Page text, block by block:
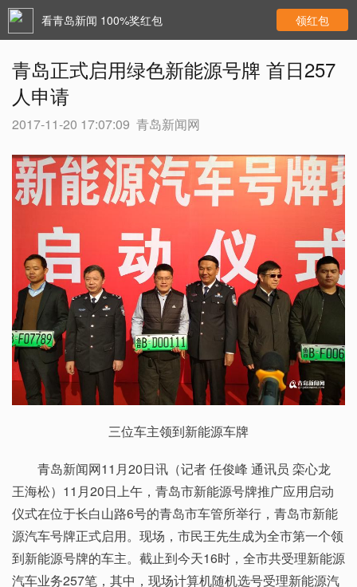
看青岛新闻 100%奖红包 领红包
青岛正式启用绿色新能源号牌 首日257
人申请
2017-11-20 17:07:09 青岛新闻网
三位车主领到新能源车牌
青岛新闻网11月20日讯（记者 任俊峰 通讯员 栾心龙
王海松）11月20日上午，青岛市新能源号牌推广应用启动
仪式在位于长白山路6号的青岛市车管所举行，青岛市新能
源汽车号牌正式启用。现场，市民王先生成为全市第一个领
到新能源号牌的车主。截止到今天16时，全市共受理新能源
汽车业务257笔，其中，现场计算机随机选号受理新能源汽